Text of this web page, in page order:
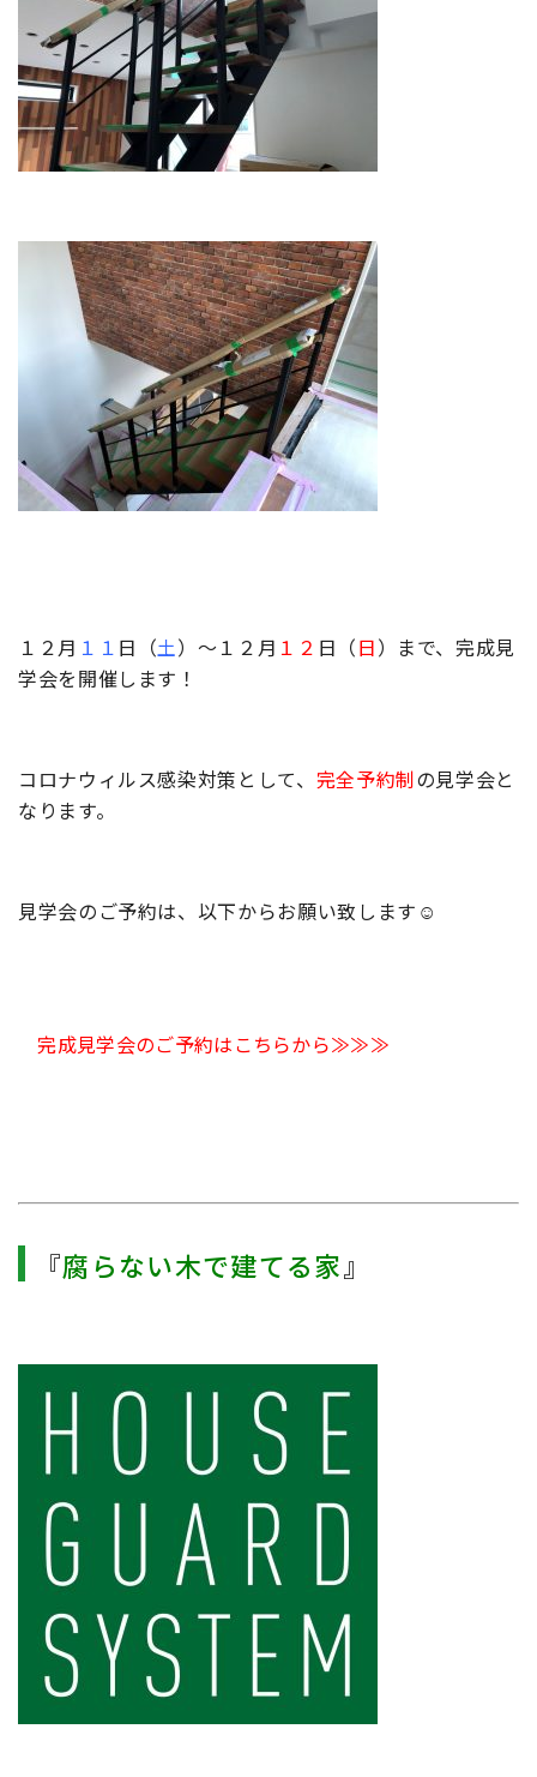
１２月 １１ 日（土）～１２月 １２ 日（日）まで、完成見
学会を開催します！
コロナウィルス感染対策として、 完全予約制の見学会と
なります。
見学会のご予約は、以下からお願い致します☺
完成見学会のご予約はこちらから≫≫≫
『腐らない木で建てる家』